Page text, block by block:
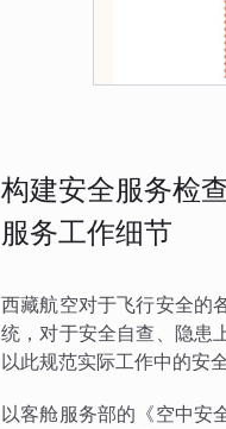
构建安全服务检
服务工作细节
西藏航空对于飞行安全的
统，对于安全自查、隐患
以此规范实际工作中的安
以客舱服务部的《空中安